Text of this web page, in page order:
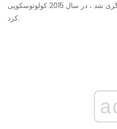
که باعث تشویق افراد به غربالگری شد ، در سال 2015 کولونوسکوپی
کرد.